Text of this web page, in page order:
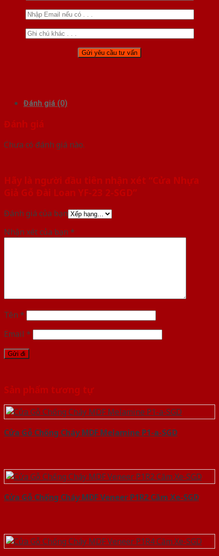
Đánh giá (0)
Đánh giá
Chưa có đánh giá nào.
Hãy là người đầu tiên nhận xét “Cửa Nhựa
Giả Gỗ Đài Loan YF-23 2-SGD”
Đánh giá của bạn
Nhận xét của bạn *
Tên *
Email *
Sản phẩm tương tự
Cửa Gỗ Chống Cháy MDF Melamine P1-a-SGD
Cửa Gỗ Chống Cháy MDF Veneer P1R2 Căm Xe-SGD